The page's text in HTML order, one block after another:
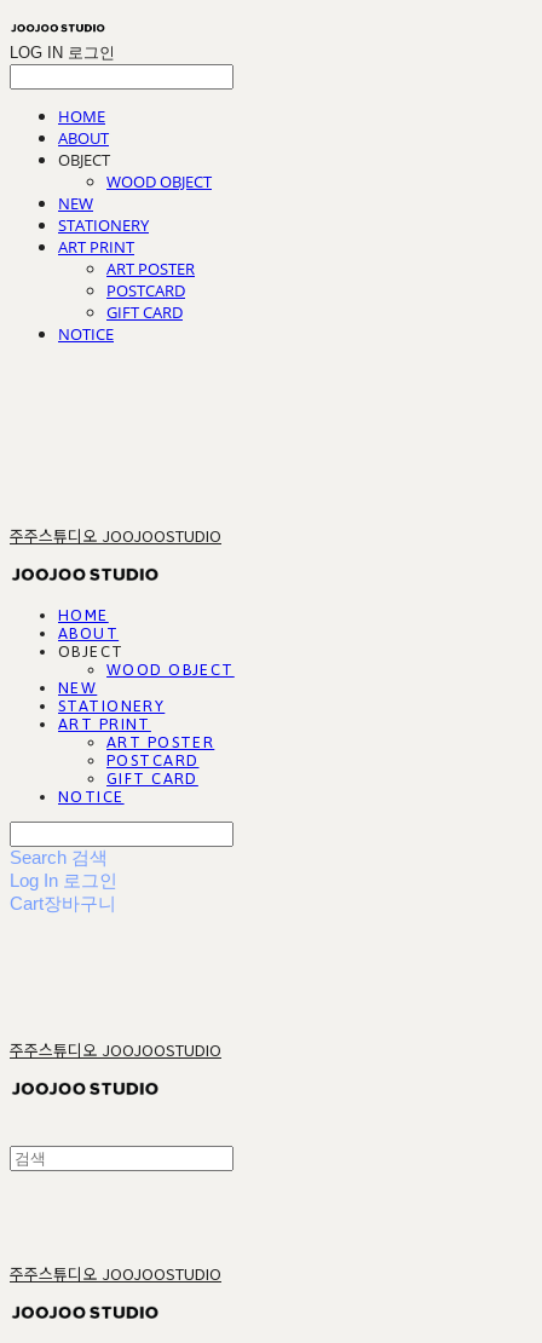
LOG IN 로그인
HOME
ABOUT
OBJECT
WOOD OBJECT
NEW
STATIONERY
ART PRINT
ART POSTER
POSTCARD
GIFT CARD
NOTICE
주주스튜디오 JOOJOOSTUDIO
HOME
ABOUT
OBJECT
WOOD OBJECT
NEW
STATIONERY
ART PRINT
ART POSTER
POSTCARD
GIFT CARD
NOTICE
Search 검색
Log In 로그인
Cart장바구니
주주스튜디오 JOOJOOSTUDIO
주주스튜디오 JOOJOOSTUDIO